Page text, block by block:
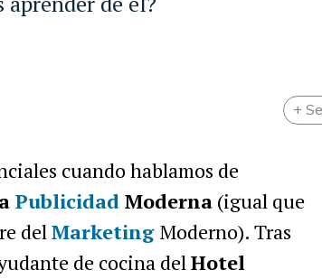
+
cuando hablamos de
PublicidadModerna(igual que
delMarketing Moderno). Tras
de cocina delHotel